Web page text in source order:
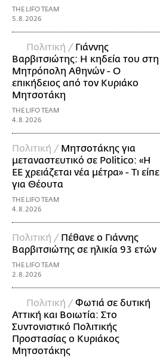
THE LIFO TEAM
5.8.2026
Πολιτική / Γιάννης
Βαρβιτσιώτης: Η κηδεία του στη
Μητρόπολη Αθηνών - Ο
επικήδειος από τον Κυριάκο
Μητσοτάκη
THE LIFO TEAM
4.8.2026
Πολιτική / Μητσοτάκης για
μεταναστευτικό σε Politico: «Η
ΕΕ χρειάζεται νέα μέτρα» - Τι είπε
για Θέουτα
THE LIFO TEAM
4.8.2026
Πολιτική / Πέθανε ο Γιάννης
Βαρβιτσιώτης σε ηλικία 93 ετών
THE LIFO TEAM
2.8.2026
Πολιτική /Φωτιά σε δυτική
Αττική και Βοιωτία: Στο
Συντονιστικό Πολιτικής
Προστασίας ο Κυριάκος
Μητσοτάκης